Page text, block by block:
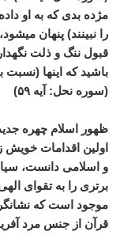
مژده بدی که به او داده
را
نبینند)پنهان میشود،
قبول ننگ و ذلت
باشید که اینها (نسبت
(سوره نحل: آیه ۵۹)
ظهور اسلام چهره
اولین اقدامات خویش
و اسلامی دانست،
برتری را به تقوای
موجود است که نشانگر
قرآن از جنس مرد